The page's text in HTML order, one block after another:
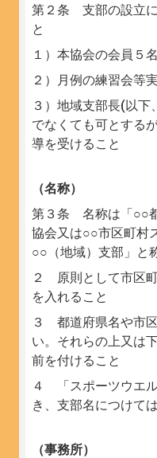
第２条 支部の設立
と
１）本協会の会員５
２）月例の練習会等
３）地域支部長(以下
でなくても可とする
導を受けること
（名称）
第３条 名称は「○○
協会又は○○市区町村
○○（地域）支部」と
２ 原則として市区
を入れること
３ 都道府県名や市
い。それらの上又は
前を付けること
４ 「スポーツウエ
き、支部名につけて
（事務所）